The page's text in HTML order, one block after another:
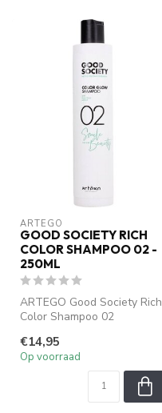
ARTEGO
GOOD SOCIETY RICH
COLOR SHAMPOO 02 -
250ML
ARTEGO Good Society Rich
Color Shampoo 02
gekleurd haar. ...
€14,95
Op voorraad